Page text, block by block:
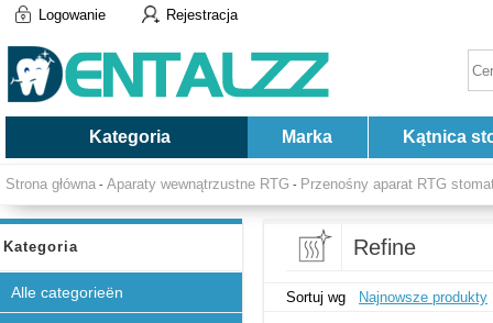
Logowanie Rejestracja
Kategoria Marka Kątnica
Strona główna - Aparaty wewnątrzustne RTG - Przenośny aparat RTG
Kategoria
Alle categorieën
Refine
Sortuj wg Najnowsze produkty